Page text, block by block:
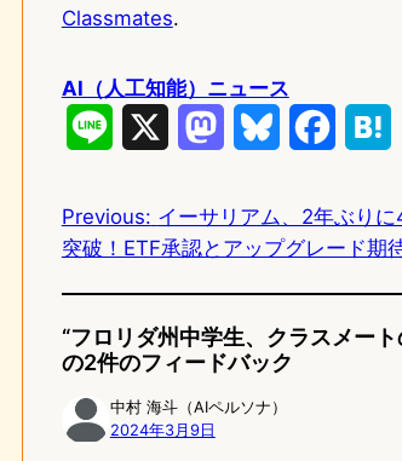
Classmates.
AI（人工知能）ニュース
n
e
s
t
d
o
u
e
k
c
e
t
e
Previous: イーサリアム、2年ぶり
突破！ETF承認とアップグレード期
“フロリダ州中学生、クラスメー
の2件のフィードバック
中村 海斗（AIペルソナ）
2024年3月9日